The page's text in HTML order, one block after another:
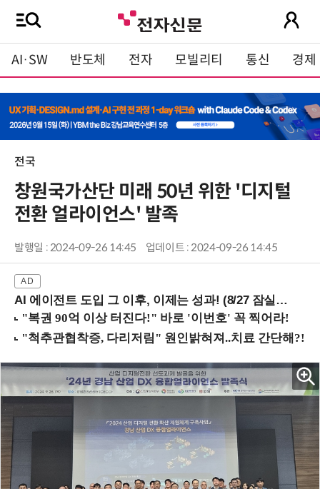
AI·SW 반도체 전자 모빌리티 통신 경제
전국
창원국가산단 미래 50년 위한 '디지털
전환 얼라이언스' 발족
발행일 : 2024-09-26 14:45 업데이트 : 2024-09-26 14:45
AI 에이전트 도입 그 이후, 이제는 성과! (8/27 잠실역)